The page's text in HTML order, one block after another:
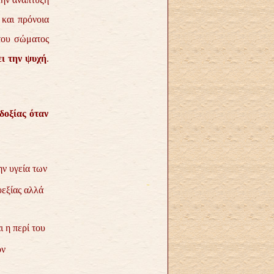
πρόνοια
σώματος
την ψυχή.
όταν
υγεία των
αλλά
η περί του